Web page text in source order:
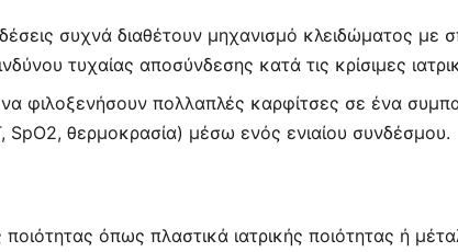
συχνά διαθέτουν μηχανισμό κλειδώματος με
τυχαίας αποσύνδεσης κατά τις κρίσιμες
φιλοξενήσουν πολλαπλές καρφίτσες σε ένα
θερμοκρασία) μέσω ενός ενιαίου συνδέσμου.
όπως πλαστικά ιατρικής ποιότητας ή